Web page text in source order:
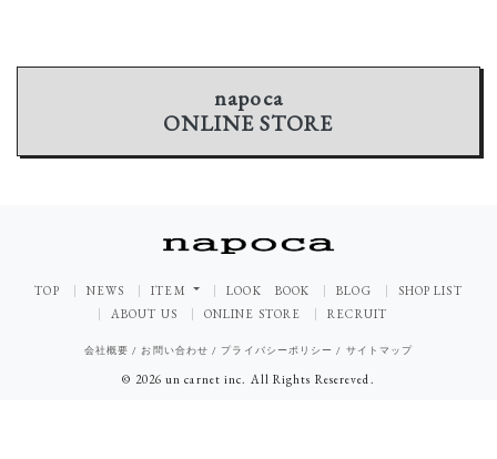
napoca
ONLINE STORE
TOP NEWS ITEM LOOK BOOK BLOG
SHOP LIST
ABOUT US
ONLINE STORE RECRUIT
会社概要 /お問い合わせ / プライバシーポリシー / サイトマップ
© 2026 un carnet inc. All Rights Resereved.